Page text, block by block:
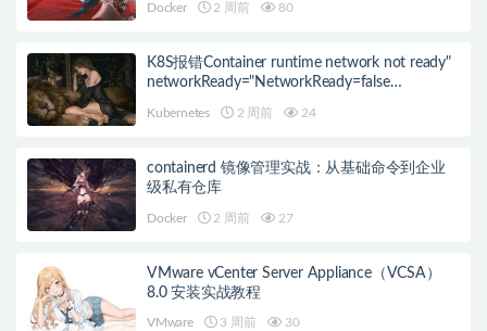
Docker 2 周前 80
K8S报错Container runtime network not ready"
networkReady="NetworkReady=false
Kubernetes 2 周前 24
containerd 镜像管理实战：从基础命令到企业
级私有仓库
Docker 2 周前 27
VMware vCenter Server Appliance（VCSA）
8.0 安装实战教程
VMware 3 周前 30